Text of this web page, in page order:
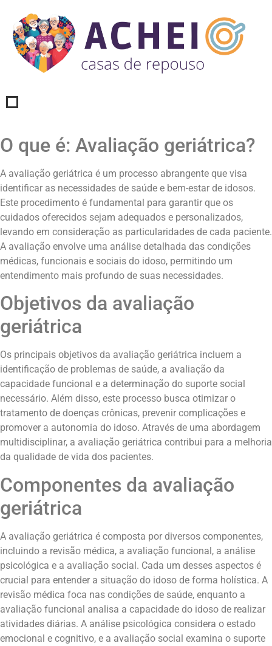
O que é: Avaliação geriátrica?
A avaliação geriátrica é um processo abrangente que visa
identificar as necessidades de saúde e bem-estar de idosos.
Este procedimento é fundamental para garantir que os
cuidados oferecidos sejam adequados e personalizados,
levando em consideração as particularidades de cada paciente.
A avaliação envolve uma análise detalhada das condições
médicas, funcionais e sociais do idoso, permitindo um
entendimento mais profundo de suas necessidades.
Objetivos da avaliação
geriátrica
Os principais objetivos da avaliação geriátrica incluem a
identificação de problemas de saúde, a avaliação da
capacidade funcional e a determinação do suporte social
necessário. Além disso, este processo busca otimizar o
tratamento de doenças crônicas, prevenir complicações e
promover a autonomia do idoso. Através de uma abordagem
multidisciplinar, a avaliação geriátrica contribui para a melhoria
da qualidade de vida dos pacientes.
Componentes da avaliação
geriátrica
A avaliação geriátrica é composta por diversos componentes,
incluindo a revisão médica, a avaliação funcional, a análise
psicológica e a avaliação social. Cada um desses aspectos é
crucial para entender a situação do idoso de forma holística. A
revisão médica foca nas condições de saúde, enquanto a
avaliação funcional analisa a capacidade do idoso de realizar
atividades diárias. A análise psicológica considera o estado
emocional e cognitivo, e a avaliação social examina o suporte